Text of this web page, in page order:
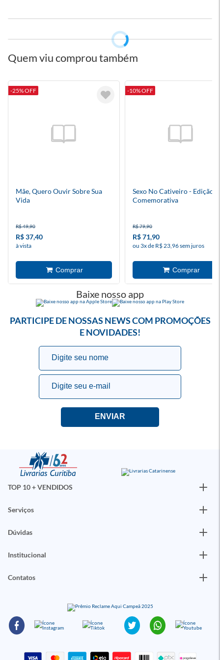
Quem viu comprou também
-25% OFF
Mãe, Quero Ouvir Sobre Sua
Vida
R$ 49,90
R$ 37,40
à vista
-10% OFF
Sexo No Cativeiro - Edição
Comemorativa
R$ 79,90
R$ 71,90
ou 3x de R$ 23,96 sem juros
Baixe nosso app
PARTICIPE DE NOSSAS NEWS COM PROMOÇÕES
E NOVIDADES!
TOP 10 + VENDIDOS
Serviços
Dúvidas
Institucional
Contatos